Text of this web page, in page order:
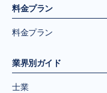
料金プラン
料金プラン
業界別ガイド
士業